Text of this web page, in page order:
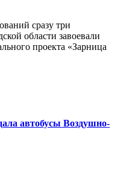
сразу три
области завоевали
проекта «Зарница
автобусы Воздушно-